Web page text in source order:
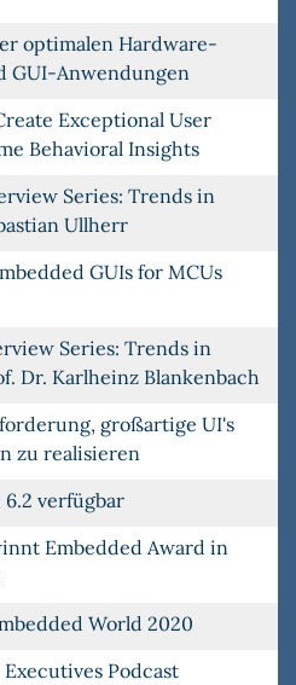
optimalen Hardware-
GUI-Anwendungen
Exceptional User
Behavioral Insights
Series: Trends in
Ullherr
GUIs for MCUs
Series: Trends in
Dr. Karlheinz Blankenbach
großartige UI's
zu realisieren
6.2 verfügbar
Embedded Award in
World 2020
Podcast